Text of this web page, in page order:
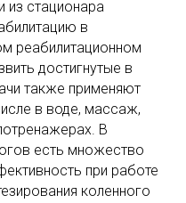
из стационара
в
реабилитационном
достигнутые в
также применяют
в воде, массаж,
В
есть множество
при работе
коленного